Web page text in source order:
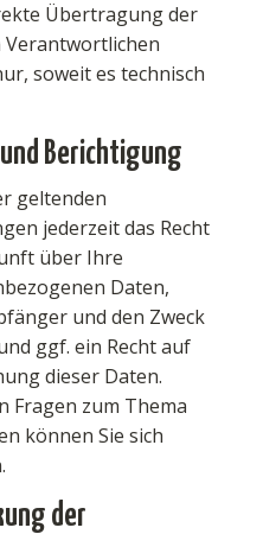
Übertragung der
Verantwortlichen
soweit es technisch
Berichtigung
geltenden
jederzeit das Recht
über Ihre
Daten,
und den Zweck
ggf. ein Recht auf
dieser Daten.
Fragen zum Thema
können Sie sich
der